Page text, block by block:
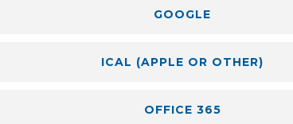
GOOGLE
ICAL (APPLE OR OTHER)
OFFICE 365